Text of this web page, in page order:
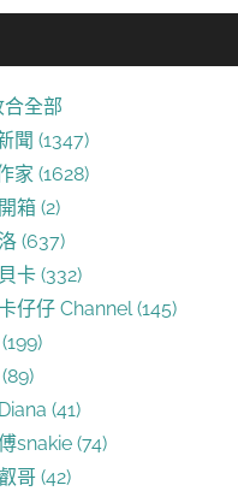
合全部
聞 (1347)
家 (1628)
箱 (2)
(637)
卡 (332)
仔仔 Channel (145)
(41)
snakie (74)
哥 (42)